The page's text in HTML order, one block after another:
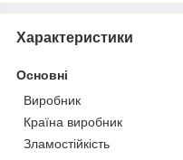
Характеристики
Основні
Виробник
Країна виробник
Зламостійкість